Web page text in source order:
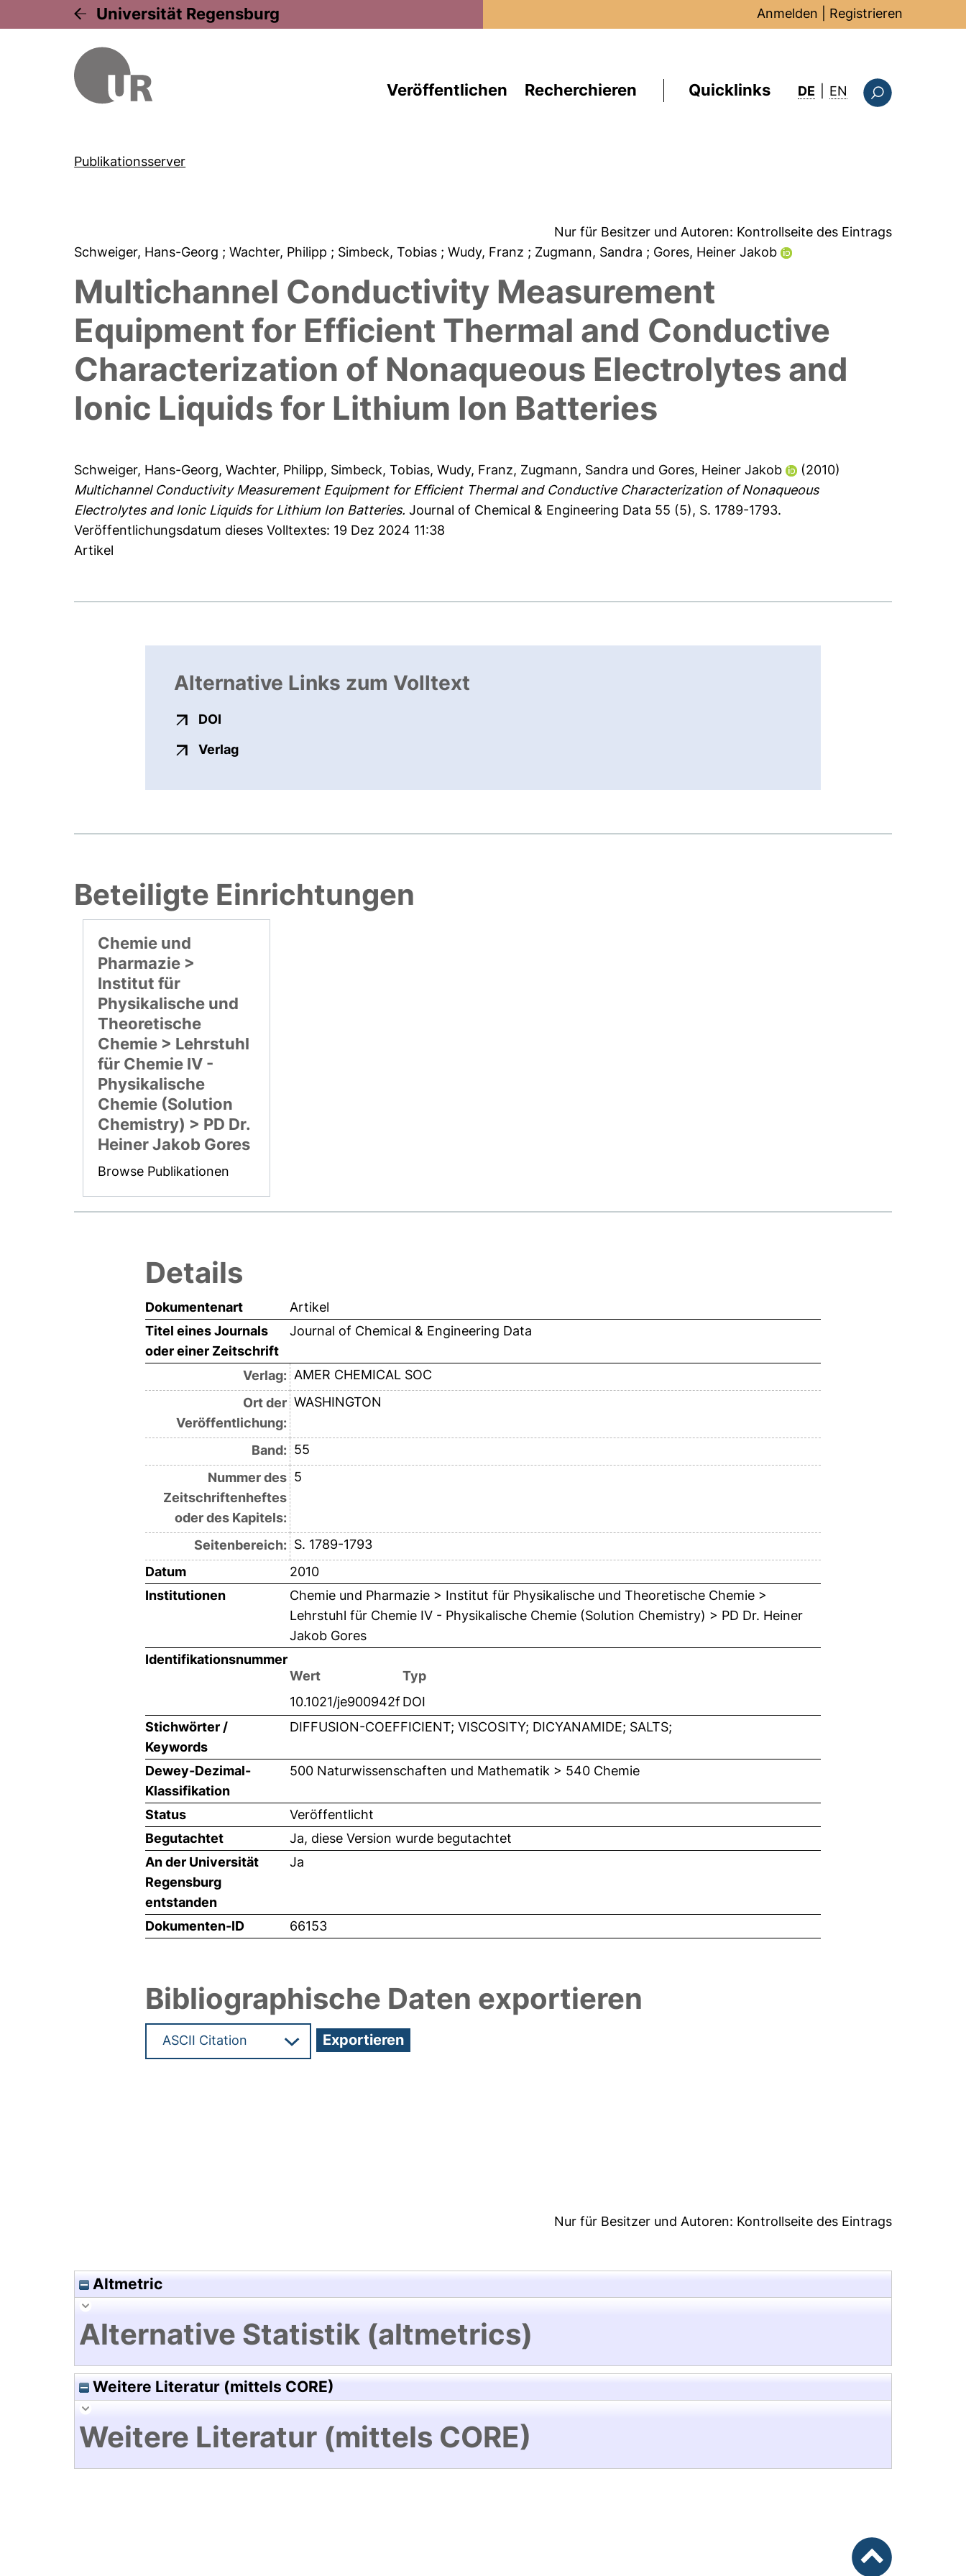
Universität Regensburg Anmelden Registrieren
Veröffentlichen Recherchieren Quicklinks DE EN : this page in
Publikationsserver
Nur für Besitzer und Autoren: Kontrollseite des Eintrags
Schweiger, Hans-Georg ; Wachter, Philipp ; Simbeck, Tobias ; Wudy, Franz ; Zugmann, Sandra ; Gores, Heiner Jakob
Multichannel Conductivity Measurement
Equipment for Efficient Thermal and Conductive
Characterization of Nonaqueous Electrolytes and
Ionic Liquids for Lithium Ion Batteries
Schweiger, Hans-Georg,Wachter, Philipp, Simbeck, Tobias,Wudy, Franz, Zugmann, Sandra und Gores, Heiner Jakob
(2010)
Multichannel Conductivity Measurement Equipment for Efficient Thermal and Conductive Characterization of Nonaqueous
Electrolytes and Ionic Liquids for Lithium Ion Batteries. Journal of Chemical & Engineering Data 55 (5), S. 1789-1793.
Veröffentlichungsdatum dieses Volltextes: 19 Dez 2024 11:38
Artikel
Alternative Links zum Volltext
DOI
Verlagexterner Link, öffnet neues Fenster
Beteiligte Einrichtungen
Chemie und
Pharmazie >
Institut für
Physikalische und
Theoretische
Chemie > Lehrstuhl
für Chemie IV -
Physikalische
Chemie (Solution
Chemistry) > PD Dr.
Heiner Jakob Gores
Browse Publikationen
Details
Dokumentenart
Artikel
Titel eines Journals
oder einer Zeitschrift
Journal of Chemical & Engineering Data
Verlag: AMER CHEMICAL SOC
Ort der
Veröffentlichung:
WASHINGTON
Band: 55
Nummer des
Zeitschriftenheftes
oder des Kapitels:
5
Seitenbereich: S. 1789-1793
Datum
2010
Institutionen
Chemie und Pharmazie > Institut für Physikalische und Theoretische Chemie >
Lehrstuhl für Chemie IV - Physikalische Chemie (Solution Chemistry) > PD Dr. Heiner
Jakob Gores
Identifikationsnummer
Wert
Typ
10.1021/je900942f DOI
Stichwörter /
Keywords
DIFFUSION-COEFFICIENT; VISCOSITY; DICYANAMIDE; SALTS;
Dewey-Dezimal-
Klassifikation
500 Naturwissenschaften und Mathematik > 540 Chemie
Status
Veröffentlicht
Begutachtet
Ja, diese Version wurde begutachtet
An der Universität
Regensburg
entstanden
Ja
Dokumenten-ID 66153
Bibliographische Daten exportieren
Nur für Besitzer und Autoren: Kontrollseite des Eintrags
Altmetric
Alternative Statistik (altmetrics)
Weitere Literatur (mittels CORE)
Weitere Literatur (mittels CORE)